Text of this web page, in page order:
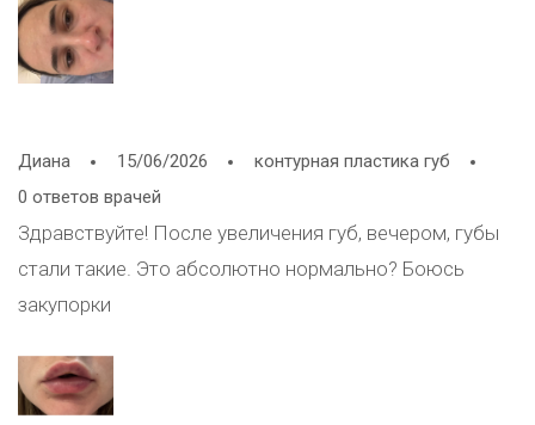
Диана 15/06/2026
контурная пластика губ
0 ответов врачей
Здравствуйте! После увеличения губ, вечером, губы
стали такие. Это абсолютно нормально? Боюсь
закупорки